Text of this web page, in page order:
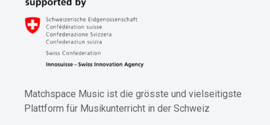
Matchspace Music ist die grösste und vielseitigste
Plattform für Musikunterricht in der Schweiz